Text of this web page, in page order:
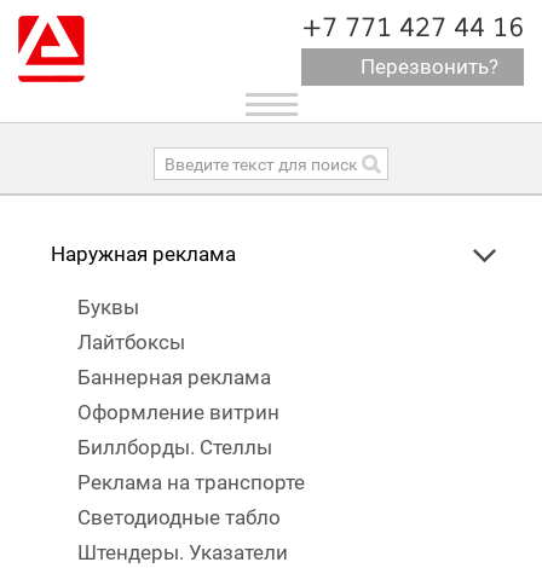
+7 771 427 44 16
Перезвонить?
Toggle
navigation
Наружная реклама
Буквы
Лайтбоксы
Баннерная реклама
Оформление витрин
Биллборды. Стеллы
Реклама на транспорте
Светодиодные табло
Штендеры. Указатели